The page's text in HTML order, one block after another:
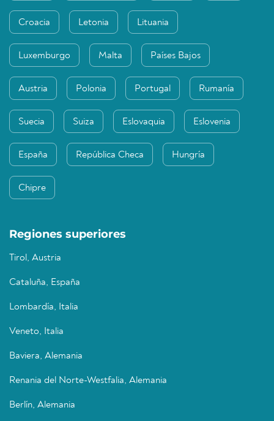
Croacia Letonia Lituania
Luxemburgo Malta Países Bajos
Austria Polonia Portugal Rumanía
Suecia Suiza Eslovaquia Eslovenia
España República Checa Hungría
Chipre
Regiones superiores
Tirol, Austria
Cataluña, España
Lombardía, Italia
Veneto, Italia
Baviera, Alemania
Renania del Norte-Westfalia, Alemania
Berlín, Alemania